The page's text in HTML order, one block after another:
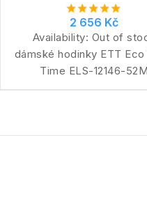
2 656 Kč
Availability: Out of
dámské hodinky ETT Eco
Time ELS-12146-52M